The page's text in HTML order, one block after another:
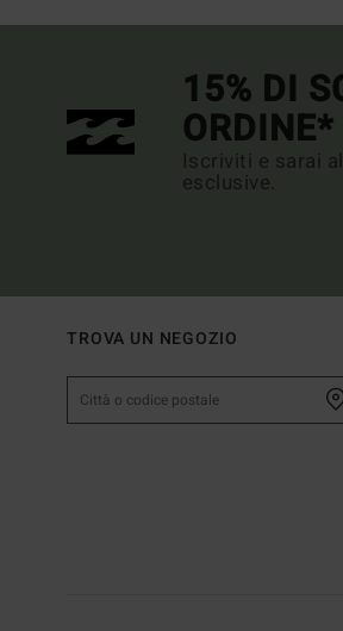
15% DI
ORDINE*
Iscriviti e sarai
esclusive.
TROVA UN NEGOZIO